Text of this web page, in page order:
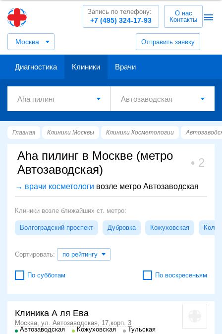
Москва Отправить заявку
+7 (495) 324-17-93
Запись по телефону:
О нас
Контакты
Диагностика Клиники Врачи
Главная Клиники Москвы Клиники Косметологии
Aha пилинг в Москве (метро
Автозаводская)
2
→ врачи косметологи возле метро Автозаводская
Клиники возле ближайших ст. метро:
Волгоградский проспект Дубровка Кожуховская
Сортировать: по рейтингу
По субботам По воскресеньям
Клиника А ля Ева
Москва, ул. Автозаводская, 17,корп. 3
Автозаводская
Кожуховская Тульская